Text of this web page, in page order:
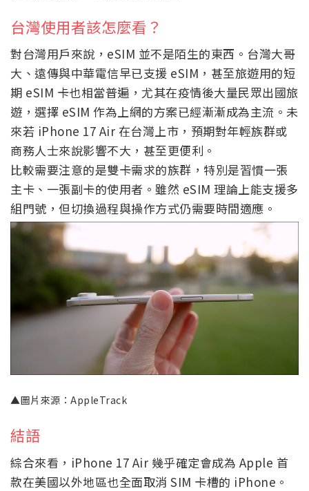
台灣使用者該怎麼看？
對台灣用戶來說，eSIM 並不是陌生的東西。台灣大哥
大、遠傳與中華電信早已支援 eSIM，甚至旅遊用的短
期 eSIM 卡也相當普遍，尤其在疫情後大量民眾出國旅
遊，選擇 eSIM 作為上網的方案已經漸漸成為主流。未
來若 iPhone 17 Air 在台灣上市，預期對年輕族群或
商務人士來說影響不大，甚至更便利。
比較需要注意的是雙卡需求的族群，特別是習慣一張
主卡、一張副卡的使用者。雖然 eSIM 理論上能支援多
組門號，但切換過程與操作方式仍需要時間適應。
▲圖片來源：AppleTrack
結語
綜合來看，iPhone 17 Air 幾乎確定會成為 Apple 首
款在美國以外地區也全面取消 SIM 卡槽的 iPhone。